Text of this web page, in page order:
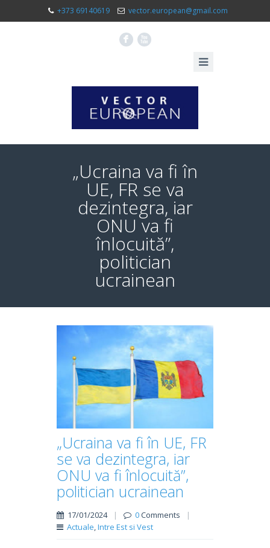
+373 69140619 vector.european@gmail.com
F X
„Ucraina va fi în
UE, FR se va
dezintegra, iar
ONU va fi
înlocuită”,
politician
ucrainean
„Ucraina va fi în UE, FR
se va dezintegra, iar
ONU va fi înlocuită”,
politician ucrainean
17/01/2024 | 0Comments
|
Actuale,Intre Est si Vest